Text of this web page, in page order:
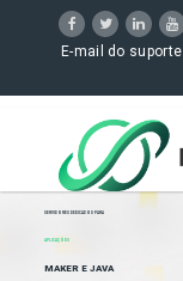
E-mail do suporte
SERVIDORES DEDICADOS PARA
APLICAÇÕES
MAKER E JAVA